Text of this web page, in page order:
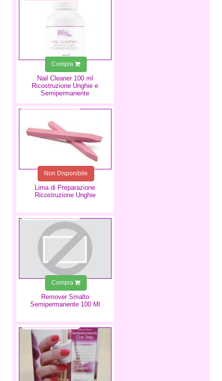
Nail Cleaner 100 ml
Ricostruzione Unghie e
Semipermanente
Compra
Lima di Preparazione
Ricostruzione Unghie
2,49 €
Non Disponibile
Remover Smalto
Semipermanente 100 Ml
4,49 €
Compra
0,35 €